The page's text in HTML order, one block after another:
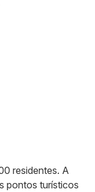
residentes. A
pontos turísticos